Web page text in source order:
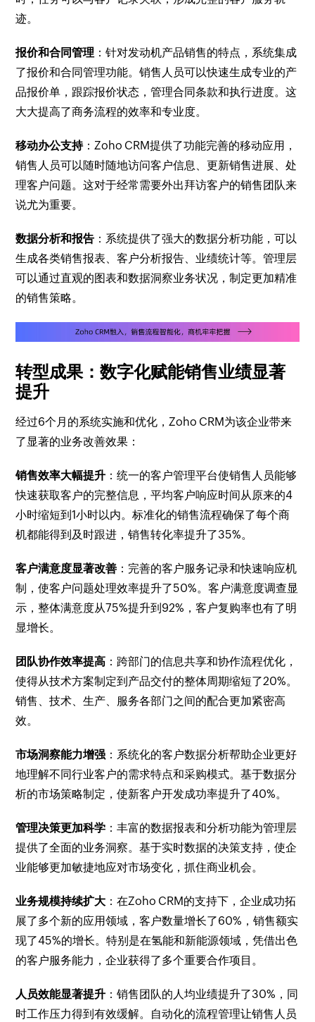
迹。
报价和合同管理 ：针对发动机产品销售的特点，系统集成
了报价和合同管理功能。销售人员可以快速生成专业的产
品报价单，跟踪报价状态，管理合同条款和执行进度。这
大大提高了商务流程的效率和专业度。
移动办公支持：Zoho CRM提供了功能完善的移动应用，
销售人员可以随时随地访问客户信息、更新销售进展、处
理客户问题。这对于经常需要外出拜访客户的销售团队来
说尤为重要。
数据分析和报告 ：系统提供了强大的数据分析功能，可以
生成各类销售报表、客户分析报告、业绩统计等。管理层
可以通过直观的图表和数据洞察业务状况，制定更加精准
的销售策略。
转型成果：数字化赋能销售业绩显著
提升
经过6个月的系统实施和优化，Zoho CRM为该企业带来
了显著的业务改善效果：
销售效率大幅提升 ：统一的客户管理平台使销售人员能够
快速获取客户的完整信息，平均客户响应时间从原来的4
小时缩短到1小时以内。标准化的销售流程确保了每个商
机都能得到及时跟进，销售转化率提升了35%。
客户满意度显著改善 ：完善的客户服务记录和快速响应机
制，使客户问题处理效率提升了50%。客户满意度调查显
示，整体满意度从75%提升到92%，客户复购率也有了明
显增长。
团队协作效率提高 ：跨部门的信息共享和协作流程优化，
使得从技术方案制定到产品交付的整体周期缩短了20%。
销售、技术、生产、服务各部门之间的配合更加紧密高
效。
市场洞察能力增强 ：系统化的客户数据分析帮助企业更好
地理解不同行业客户的需求特点和采购模式。基于数据分
析的市场策略制定，使新客户开发成功率提升了40%。
管理决策更加科学 ：丰富的数据报表和分析功能为管理层
提供了全面的业务洞察。基于实时数据的决策支持，使企
业能够更加敏捷地应对市场变化，抓住商业机会。
业务规模持续扩大 ：在Zoho CRM的支持下，企业成功拓
展了多个新的应用领域，客户数量增长了60%，销售额实
现了45%的增长。特别是在氢能和新能源领域，凭借出色
的客户服务能力，企业获得了多个重要合作项目。
人员效能显著提升 ：销售团队的人均业绩提升了30%，同
时工作压力得到有效缓解。自动化的流程管理让销售人员